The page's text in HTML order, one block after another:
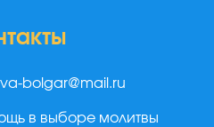
bolgar@mail.ru
в выборе молитвы